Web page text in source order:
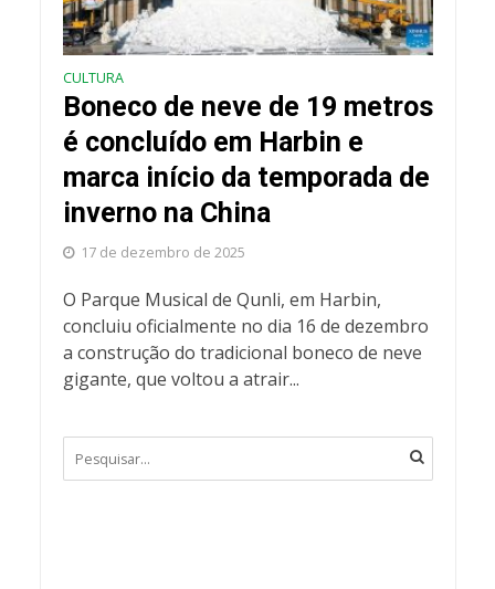
CULTURA
Boneco de neve de 19 metros
é concluído em Harbin e
marca início da temporada de
inverno na China
17 de dezembro de 2025
O Parque Musical de Qunli, em Harbin,
concluiu oficialmente no dia 16 de dezembro
a construção do tradicional boneco de neve
gigante, que voltou a atrair...